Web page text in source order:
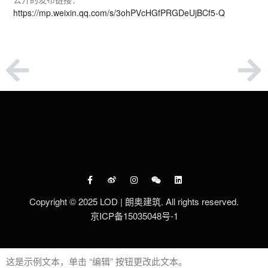
https://mp.weixin.qq.com/s/3ohPVcHGfPRGDeUjBCf5-Q
Copyright © 2025 LOD | 朗奥建筑. All rights reserved.
京ICP备15035048号-1
这是示例文本，单击 “编辑” 按钮更改此文本。